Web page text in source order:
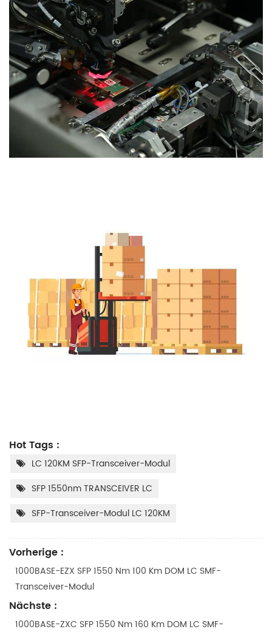
Hot Tags :
LC 120KM SFP-Transceiver-Modul
SFP 1550nm TRANSCEIVER LC
SFP-Transceiver-Modul LC 120KM
Vorherige :
1000BASE-EZX SFP 1550 Nm 100 Km DOM LC SMF-
Transceiver-Modul
Nächste :
1000BASE-ZXC SFP 1550 Nm 160 Km DOM LC SMF-